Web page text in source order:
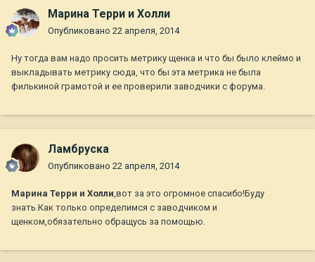
Марина Терри и Холли
Опубликовано 22 апреля, 2014
Ну тогда вам надо просить метрику щенка и что бы было клеймо и
выкладывать метрику сюда, что бы эта метрика не была
филькиной грамотой и ее проверили заводчики с форума.
Ламбруска
Опубликовано 22 апреля, 2014
Марина Терри и Холли,вот за это огромное спасибо!Буду
знать.Как только определимся с заводчиком и
щенком,обязательно обращусь за помощью.